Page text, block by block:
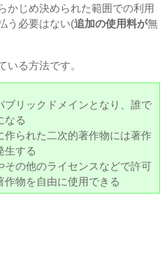
かじめ決められた範囲での利用
う必要はない(追加の使用料が無
いる方法です。
ブリックドメインとなり、誰で
なる
作られた二次的著作物には著作
生する
その他のライセンスなどで許可
作物を自由に使用できる